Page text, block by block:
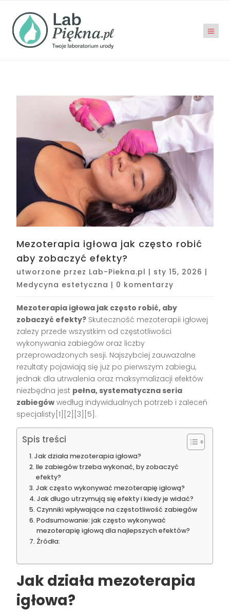
Mezoterapia igłowa jak często robić
aby zobaczyć efekty?
utworzone przez Lab-Piekna.pl | sty 15, 2026 |
Medycyna estetyczna | 0 komentarzy
Mezoterapia igłowa jak często robić, aby
zobaczyć efekty? Skuteczność mezoterapii igłowej
zależy przede wszystkim od częstotliwości
wykonywania zabiegów oraz liczby
przeprowadzonych sesji. Najszybciej zauważalne
rezultaty pojawiają się już po pierwszym zabiegu,
jednak dla utrwalenia oraz maksymalizacji efektów
niezbędna jest pełna, systematyczna seria
zabiegów według indywidualnych potrzeb i zaleceń
specjalisty[1][2][3][5].
Spis treści
Jak działa mezoterapia igłowa?
Ile zabiegów trzeba wykonać, by zobaczyć
efekty?
Jak często wykonywać mezoterapię igłową?
Jak długo utrzymują się efekty i kiedy je widać?
Czynniki wpływające na częstotliwość zabiegów
Podsumowanie: jak często wykonywać
mezoterapię igłową dla najlepszych efektów?
Źródła:
Jak działa mezoterapia
igłowa?